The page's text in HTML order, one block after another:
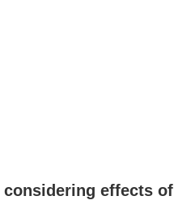
effects of